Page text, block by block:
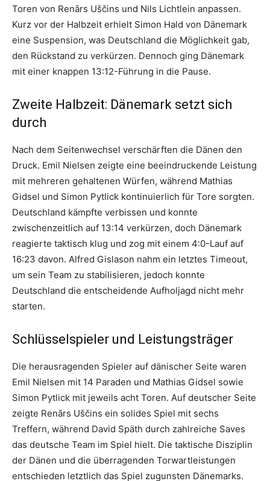
Toren von Renārs Uščins und Nils Lichtlein anpassen.
Kurz vor der Halbzeit erhielt Simon Hald von Dänemark
eine Suspension, was Deutschland die Möglichkeit gab,
den Rückstand zu verkürzen. Dennoch ging Dänemark
mit einer knappen 13:12-Führung in die Pause.
Zweite Halbzeit: Dänemark setzt sich
durch
Nach dem Seitenwechsel verschärften die Dänen den
Druck. Emil Nielsen zeigte eine beeindruckende Leistung
mit mehreren gehaltenen Würfen, während Mathias
Gidsel und Simon Pytlick kontinuierlich für Tore sorgten.
Deutschland kämpfte verbissen und konnte
zwischenzeitlich auf 13:14 verkürzen, doch Dänemark
reagierte taktisch klug und zog mit einem 4:0-Lauf auf
16:23 davon. Alfred Gislason nahm ein letztes Timeout,
um sein Team zu stabilisieren, jedoch konnte
Deutschland die entscheidende Aufholjagd nicht mehr
starten.
Schlüsselspieler und Leistungsträger
Die herausragenden Spieler auf dänischer Seite waren
Emil Nielsen mit 14 Paraden und Mathias Gidsel sowie
Simon Pytlick mit jeweils acht Toren. Auf deutscher Seite
zeigte Renārs Uščins ein solides Spiel mit sechs
Treffern, während David Späth durch zahlreiche Saves
das deutsche Team im Spiel hielt. Die taktische Disziplin
der Dänen und die überragenden Torwartleistungen
entschieden letztlich das Spiel zugunsten Dänemarks.